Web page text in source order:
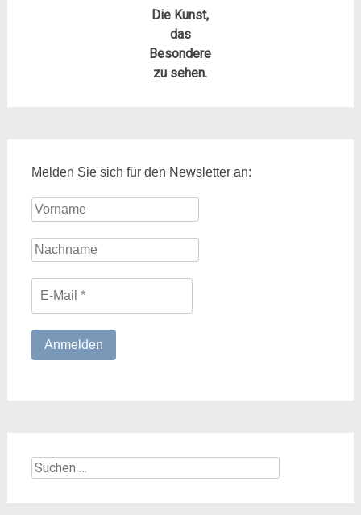
Die Kunst,
das
Besondere
zu sehen.
Melden Sie sich für den Newsletter an:
Suchen